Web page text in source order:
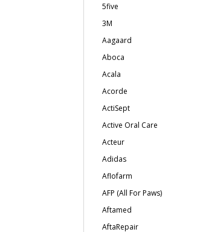
5five
3M
Aagaard
Aboca
Acala
Acorde
ActiSept
Active Oral Care
Acteur
Adidas
Aflofarm
AFP (All For Paws)
Aftamed
AftaRepair